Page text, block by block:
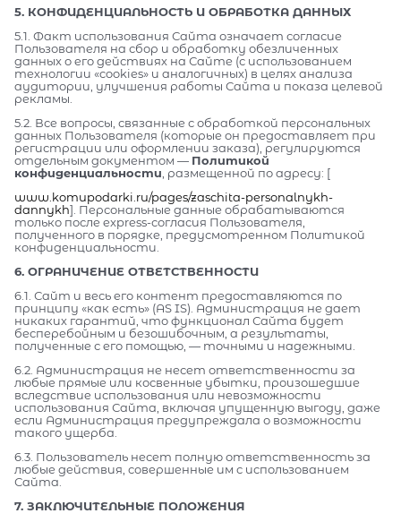
5. КОНФИДЕНЦИАЛЬНОСТЬ И ОБРАБОТКА ДАННЫХ
5.1. Факт использования Сайта означает согласие
Пользователя на сбор и обработку обезличенных
данных о его действиях на Сайте (с использованием
технологии «cookies» и аналогичных) в целях анализа
аудитории, улучшения работы Сайта и показа целевой
рекламы.
5.2. Все вопросы, связанные с обработкой персональных
данных Пользователя (которые он предоставляет при
регистрации или оформлении заказа), регулируются
отдельным документом — Политикой
конфиденциальности, размещенной по адресу: [
www.komupodarki.ru/pages/zaschita-personalnykh-
dannykh]. Персональные данные обрабатываются
только после express-согласия Пользователя,
полученного в порядке, предусмотренном Политикой
конфиденциальности.
6. ОГРАНИЧЕНИЕ ОТВЕТСТВЕННОСТИ
6.1. Сайт и весь его контент предоставляются по
принципу «как есть» (AS IS). Администрация не дает
никаких гарантий, что функционал Сайта будет
бесперебойным и безошибочным, а результаты,
полученные с его помощью, — точными и надежными.
6.2. Администрация не несет ответственности за
любые прямые или косвенные убытки, произошедшие
вследствие использования или невозможности
использования Сайта, включая упущенную выгоду, даже
если Администрация предупреждала о возможности
такого ущерба.
6.3. Пользователь несет полную ответственность за
любые действия, совершенные им с использованием
Сайта.
7. ЗАКЛЮЧИТЕЛЬНЫЕ ПОЛОЖЕНИЯ